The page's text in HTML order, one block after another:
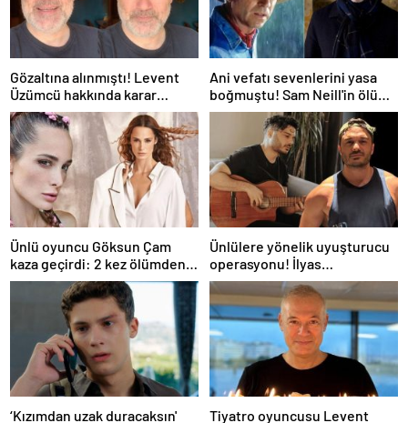
Gözaltına alınmıştı! Levent
Üzümcü hakkında karar
verildi
Ani vefatı sevenlerini yasa
boğmuştu! Sam Neill'in ölüm
nedeni belli oldu
Ünlü oyuncu Göksun Çam
kaza geçirdi: 2 kez ölümden
döndüm
Ünlülere yönelik uyuşturucu
operasyonu! İlyas
Yalçıntaş'tan ilk açıklama
‘Kızımdan uzak duracaksın' Tiyatro oyuncusu Levent